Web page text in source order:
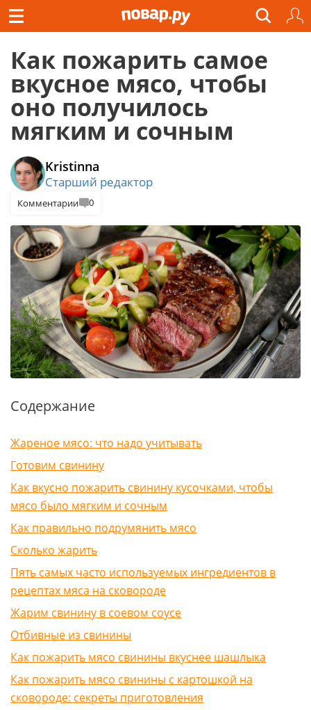
Как пожарить самое
вкусное мясо, чтобы
оно получилось
мягким и сочным
Kristinna
Старший редактор
Комментарии 0
Содержание
Жареное мясо: что надо учитывать
Готовим свинину
Как вкусно пожарить свинину кусочками, чтобы
мясо было мягким и сочным
Как правильно подрумянить мясо
Сколько жарить
Пять самых часто используемых ингредиентов в
рецептах мяса на сковороде
Жарим свинину в соевом соусе
Отбивные из свинины
Как пожарить мясо свинины вкуснее шашлыка
Как пожарить мясо свинины с картошкой на
сковороде: секреты приготовления